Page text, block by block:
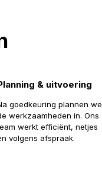
& uitvoering
goedkeuring plannen we
werkzaamheden in. Ons
werkt efficiënt, netjes
volgens afspraak.